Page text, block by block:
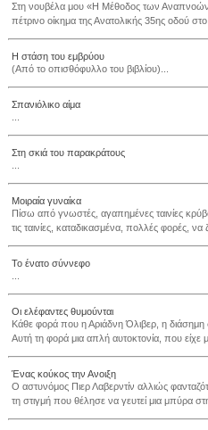
Στη νουβέλα μου «Η Μέθοδος των Αναπνοών»
πέτρινο οίκημα της Ανατολικής 35ης οδού
Η στάση του εμβρύου
(Από το οπισθόφυλλο του βιβλίου)...
Σπανιόλικο αίμα
Στη σκιά του παρακράτους
Μοιραία γυναίκα
Πίσω από γνωστές, αγαπημένες ταινίες
τις ταινίες, καταδικασμένα, πολλές φορές,
Το ένατο σύννεφο
Οι ελέφαντες θυμούνται
Κάθε φορά που η Αριάδνη Όλιβερ, η
Αυτή τη φορά μια απλή αυτοκτονία, που
Ένας κούκος την Ανοιξη
Ο αστυνόμος Πιερ Λαβερντίν αλλιώς
τη στιγμή που θέλησε να γευτεί μια μπύρα